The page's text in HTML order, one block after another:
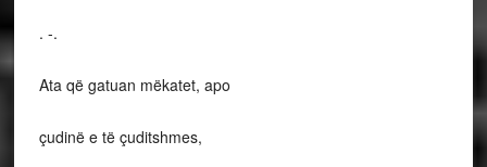
. -.
Ata që gatuan mëkatet, apo
çudinë e të çuditshmes,